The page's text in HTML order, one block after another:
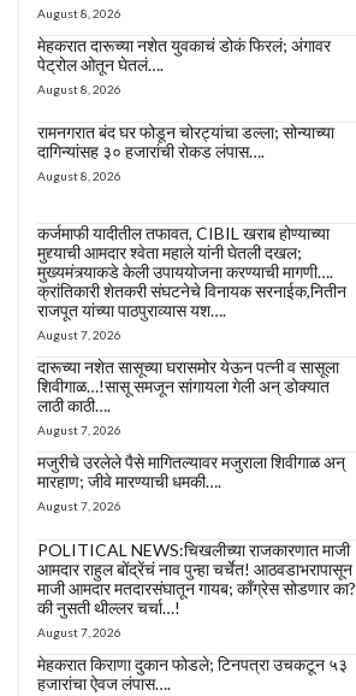
August 8, 2026
मेहकरात दारूच्या नशेत युवकाचं डोकं फिरलं; अंगावर
पेट्रोल ओतून घेतलं….
August 8, 2026
रामनगरात बंद घर फोडून चोरट्यांचा डल्ला; सोन्याच्या
दागिन्यांसह ३० हजारांची रोकड लंपास….
August 8, 2026
कर्जमाफी यादीतील तफावत, CIBIL खराब होण्याच्या
मुद्द्याची आमदार श्वेता महाले यांनी घेतली दखल;
मुख्यमंत्र्याकडे केली उपाययोजना करण्याची मागणी….
क्रांतिकारी शेतकरी संघटनेचे विनायक सरनाईक,नितीन
राजपूत यांच्या पाठपुराव्यास यश….
August 7, 2026
दारूच्या नशेत सासूच्या घरासमोर येऊन पत्नी व सासूला
शिवीगाळ…!सासू समजून सांगायला गेली अन् डोक्यात
लाठी काठी….
August 7, 2026
मजुरीचे उरलेले पैसे मागितल्यावर मजुराला शिवीगाळ अन्
मारहाण; जीवे मारण्याची धमकी….
August 7, 2026
POLITICAL NEWS:चिखलीच्या राजकारणात माजी
आमदार राहुल बोंद्रेंचं नाव पुन्हा चर्चेत! आठवडाभरापासून
माजी आमदार मतदारसंघातून गायब; काँग्रेस सोडणार का?
की नुसती थील्लर चर्चा…!
August 7, 2026
मेहकरात किराणा दुकान फोडले; टिनपत्रा उचकटून ५३
हजारांचा ऐवज लंपास….